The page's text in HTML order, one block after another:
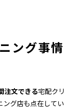
ング事情
注文できる宅配クリ
ング店も点在してい